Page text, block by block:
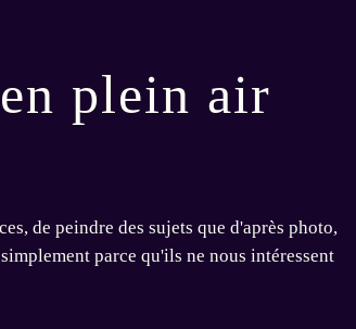
plein air
de peindre des sujets que d'après photo,
parce qu'ils ne nous intéressent